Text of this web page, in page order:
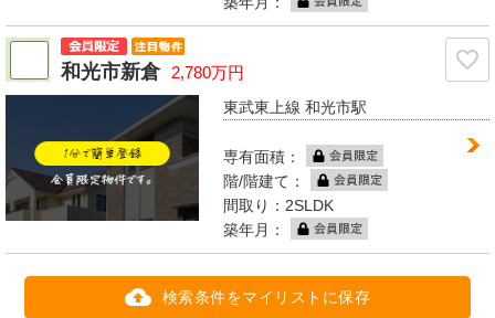
和光市新倉 2,780万円
東武東上線 和光市駅
専有面積：
階/階建て：
間取り：2SLDK
築年月：
検索条件をマイリストに保存